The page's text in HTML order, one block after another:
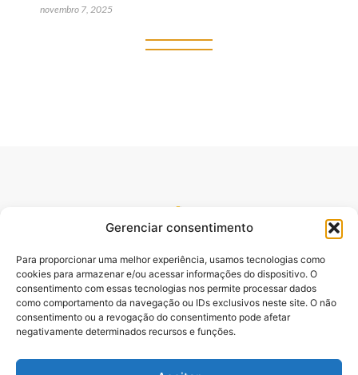
Gerenciar consentimento
Para proporcionar uma melhor experiência, usamos tecnologias como
cookies para armazenar e/ou acessar informações do dispositivo. O
consentimento com essas tecnologias nos permite processar dados
como comportamento da navegação ou IDs exclusivos neste site. O não
consentimento ou a revogação do consentimento pode afetar
negativamente determinados recursos e funções.
novembro 7, 2025
Site oficial do pré lançamento do Livro Desbloqueando o
Emanuel Batista,.